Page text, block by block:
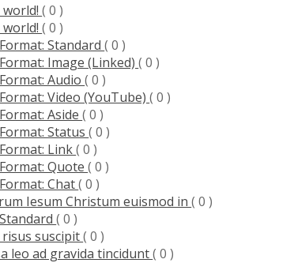
world!( 0 )
world!( 0 )
Standard( 0 )
Image (Linked)( 0 )
Audio( 0 )
Video (YouTube)( 0 )
Aside( 0 )
Status( 0 )
Link( 0 )
Quote( 0 )
Chat( 0 )
Iesum Christum euismod in( 0 )
( 0 )
risus suscipit( 0 )
leo ad gravida tincidunt( 0 )